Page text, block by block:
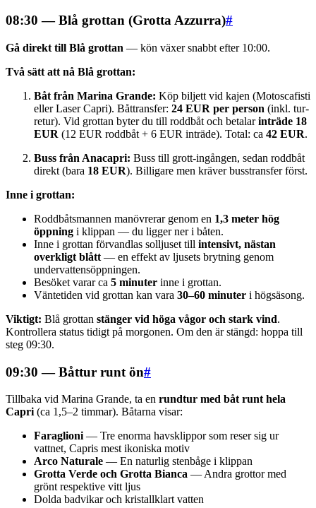
08:30 — Blå grottan (Grotta Azzurra)#
Gå direkt till Blå grottan — kön växer snabbt efter 10:00.
Två sätt att nå Blå grottan:
Båt från Marina Grande: Köp biljett vid kajen (Motoscafisti
eller Laser Capri). Båttransfer: 24 EUR per person (inkl. tur-
retur). Vid grottan byter du till roddbåt och betalarinträde 18
EUR (12 EUR roddbåt + 6 EUR inträde). Total: ca 42 EUR.
Buss från Anacapri: Buss till grott-ingången, sedan roddbåt
direkt (bara 18 EUR). Billigare men kräver busstransfer först.
Inne i grottan:
Roddbåtsmannen manövrerar genom en 1,3 meter hög
öppning i klippan — du ligger ner i båten.
Inne i grottan förvandlas solljuset till intensivt, nästan
overkligt blått — en effekt av ljusets brytning genom
undervattensöppningen.
Besöket varar ca 5 minuter inne i grottan.
Väntetiden vid grottan kan vara 30–60 minuter i högsäsong.
Viktigt: Blå grottan stänger vid höga vågor och stark vind.
Kontrollera status tidigt på morgonen. Om den är stängd: hoppa till
steg 09:30.
09:30 — Båttur runt ön#
Tillbaka vid Marina Grande, ta en rundtur med båt runt hela
Capri (ca 1,5–2 timmar). Båtarna visar:
Faraglioni — Tre enorma havsklippor som reser sig ur
vattnet, Capris mest ikoniska motiv
Arco Naturale — En naturlig stenbåge i klippan
Grotta Verde och Grotta Bianca — Andra grottor med
grönt respektive vitt ljus
Dolda badvikar och kristallklart vatten